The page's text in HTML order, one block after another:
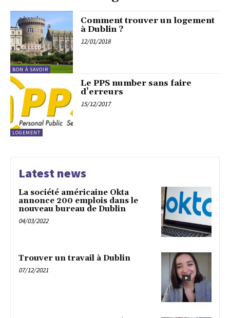
BON À SAVOIR
Comment trouver un logement
à Dublin ?
12/01/2018
LOGEMENT
Le PPS number sans faire
d’erreurs
15/12/2017
Latest news
La société américaine Okta
annonce 200 emplois dans le
nouveau bureau de Dublin
04/03/2022
Trouver un travail à Dublin
07/12/2021